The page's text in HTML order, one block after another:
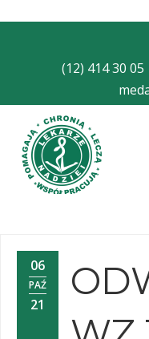
(12) 414 30 05
06
PAŹ
21